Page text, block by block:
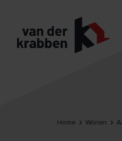
Home Wonen